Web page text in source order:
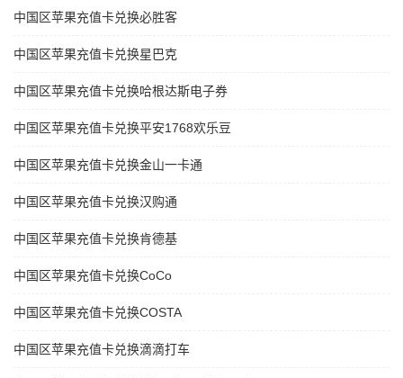
中国区苹果充值卡兑换必胜客
中国区苹果充值卡兑换星巴克
中国区苹果充值卡兑换哈根达斯电子券
中国区苹果充值卡兑换平安1768欢乐豆
中国区苹果充值卡兑换金山一卡通
中国区苹果充值卡兑换汉购通
中国区苹果充值卡兑换肯德基
中国区苹果充值卡兑换CoCo
中国区苹果充值卡兑换COSTA
中国区苹果充值卡兑换滴滴打车